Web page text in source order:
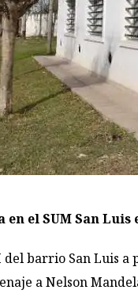
en el SUM San
del barrio San Luis
a Nelson